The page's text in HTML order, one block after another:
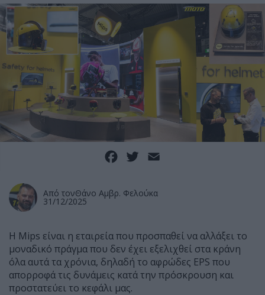
Facebook
Twitter
Από τονΘάνο Αμβρ. Φελούκα
31/12/2025
Η Mips είναι η εταιρεία που προσπαθεί να αλλάξει το
μοναδικό πράγμα που δεν έχει εξελιχθεί στα κράνη
όλα αυτά τα χρόνια, δηλαδή το αφρώδες EPS που
απορροφά τις δυνάμεις κατά την πρόσκρουση και
προστατεύει το κεφάλι μας.